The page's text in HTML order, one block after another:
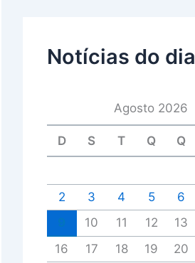
Notícias do dia
Agosto 2026
D S T Q Q
2
3 4 5 6
10 11 12 13
16
17 18 19 20